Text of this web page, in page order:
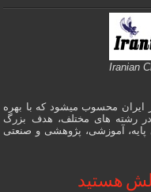
Iranian
ایران محسوب میشود که با بهره
رشته های مختلف، هدف بزرگ
آموزشی، پژوهشی و صنعتی
هستید